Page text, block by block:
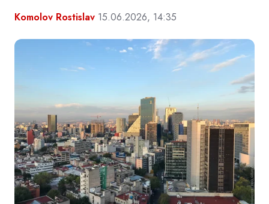
Komolov Rostislav 15.06.2026, 14:35